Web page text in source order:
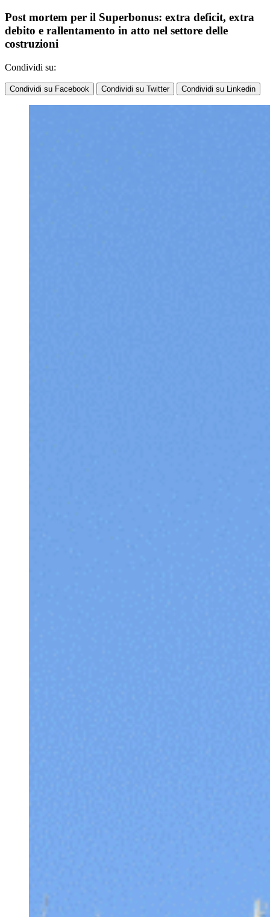
Post mortem per il Superbonus: extra deficit, extra
debito e rallentamento in atto nel settore delle
costruzioni
Condividi su:
Condividi su Facebook Condividi su Twitter Condividi su Linkedin